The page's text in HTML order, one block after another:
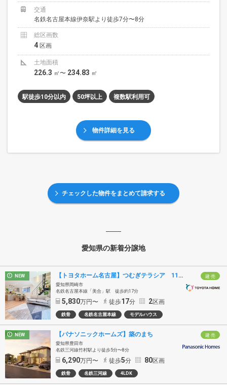
交通
名鉄名古屋本線伊奈駅より徒歩7分〜8分
総区画数
4 区画
土地面積
226.3 ㎡〜 234.83 ㎡
駅徒歩10分以内 50坪以上 複数駅利用可
物件詳細を見る
チェックした物件をまとめて請求する
愛知県の新着分譲地
NEW 建 売
【トヨタホーム名古屋】つむぎテラシア 112号棟・113号棟
愛知県岡崎市
名鉄名古屋本線「美合」駅 徒歩約17分
5,830万円〜 徒歩17分 2区画
鉄骨 名鉄名古屋本線 モデルハウス
NEW 建 売
【パナソニックホームズ】築のまち
愛知県豊田市
名鉄三河線竹村駅より徒歩5分〜8分
6,290万円〜 徒歩5分 80区画
鉄骨 名鉄三河線 4LDK